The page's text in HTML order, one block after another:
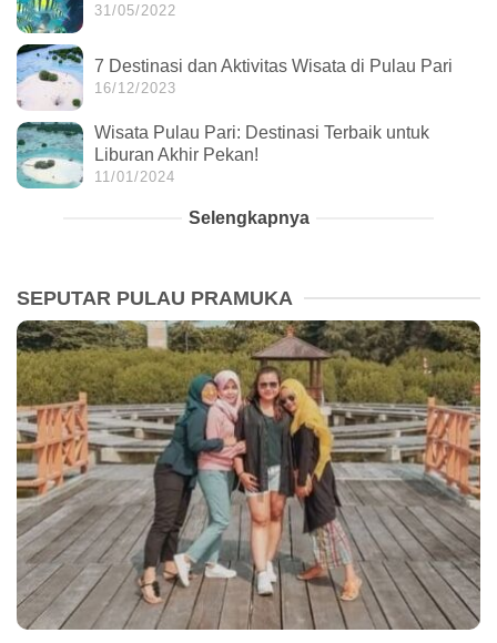
31/05/2022
7 Destinasi dan Aktivitas Wisata di Pulau Pari
16/12/2023
Wisata Pulau Pari: Destinasi Terbaik untuk
Liburan Akhir Pekan!
11/01/2024
Selengkapnya
SEPUTAR PULAU PRAMUKA